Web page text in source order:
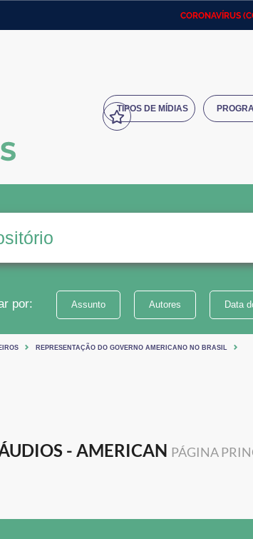
CORONAVÍRUS
TIPOS DE MÍDIAS
por: Assunto Autores Data
REPRESENTAÇÃO DO GOVERNO AMERICANO NO BRASIL
- AMERICAN PÁGINA